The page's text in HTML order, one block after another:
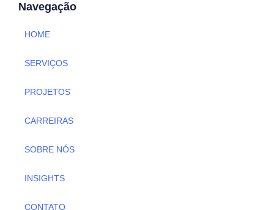
Navegação
HOME
SERVIÇOS
PROJETOS
CARREIRAS
SOBRE NÓS
INSIGHTS
CONTATO